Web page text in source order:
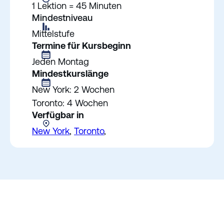
1 Lektion = 45 Minuten
Mindestniveau
Mittelstufe
Termine für Kursbeginn
Jeden Montag
Mindestkurslänge
New York: 2 Wochen
Toronto: 4 Wochen
Verfügbar in
New York, Toronto,